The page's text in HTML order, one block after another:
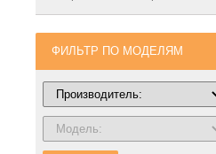
ФИЛЬТР ПО МОДЕЛЯМ